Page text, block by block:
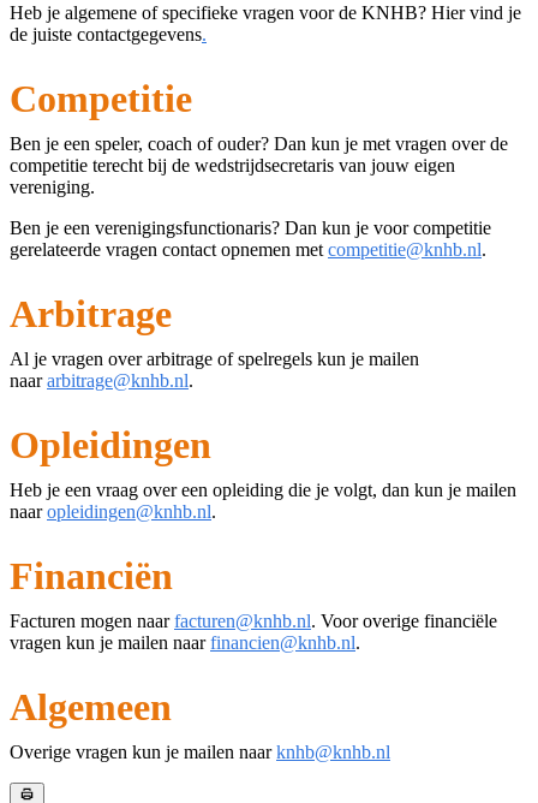
Heb je algemene of specifieke vragen voor de KNHB? Hier vind je
de juiste contactgegevens.
Competitie
Ben je een speler, coach of ouder? Dan kun je met vragen over de
competitie terecht bij de wedstrijdsecretaris van jouw eigen
vereniging.
Ben je een verenigingsfunctionaris? Dan kun je voor competitie
gerelateerde vragen contact opnemen met competitie@knhb.nl.
Arbitrage
Al je vragen over arbitrage of spelregels kun je mailen
naararbitrage@knhb.nl.
Opleidingen
Heb je een vraag over een opleiding die je volgt, dan kun je mailen
naaropleidingen@knhb.nl.
Financiën
Facturen mogen naarfacturen@knhb.nl. Voor overige financiële
vragen kun je mailen naarfinancien@knhb.nl.
Algemeen
Overige vragen kun je mailen naarknhb@knhb.nl